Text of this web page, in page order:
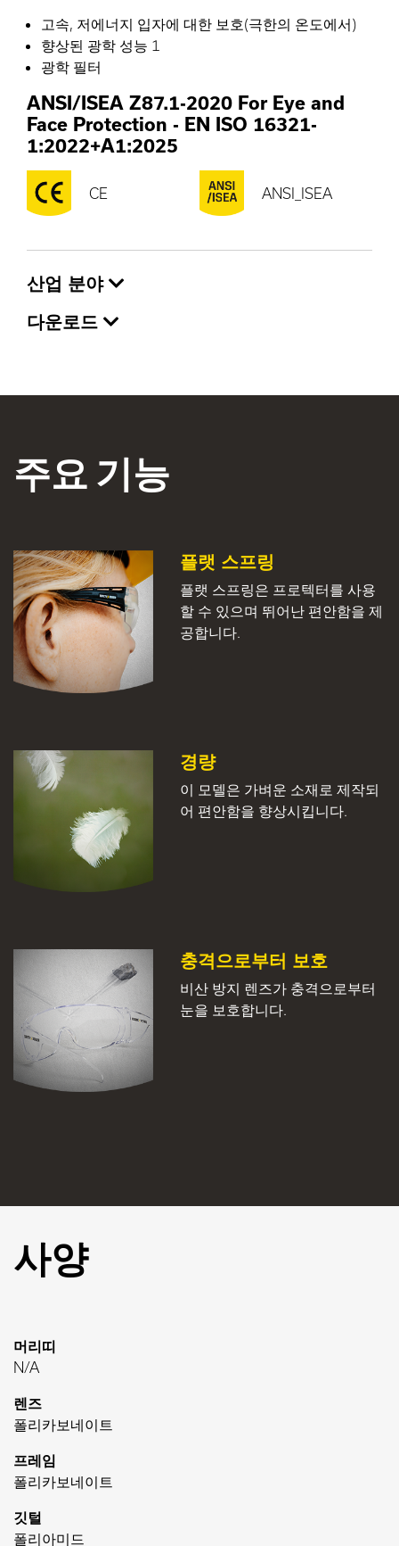
고속, 저에너지 입자에 대한 보호(극한의 온도에서)
향상된 광학 성능 1
광학 필터
ANSI/ISEA Z87.1-2020 For Eye and
Face Protection - EN ISO 16321-
1:2022+A1:2025
CE ANSI_ISEA
산업 분야
다운로드
주요 기능
플랫 스프링
플랫 스프링은 프로텍터를 사용
할 수 있으며 뛰어난 편안함을 제
공합니다.
경량
이 모델은 가벼운 소재로 제작되
어 편안함을 향상시킵니다.
충격으로부터 보호
비산 방지 렌즈가 충격으로부터
눈을 보호합니다.
사양
머리띠
N/A
렌즈
폴리카보네이트
프레임
폴리카보네이트
깃털
폴리아미드